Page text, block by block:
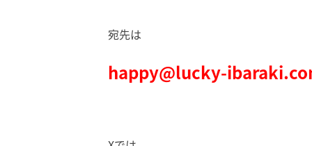
宛先は
happy@lucky-